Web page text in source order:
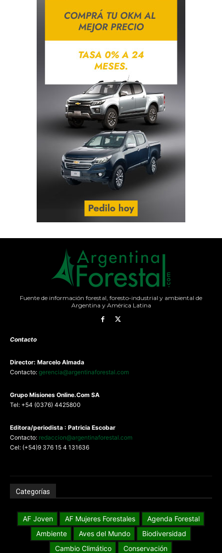
Fuente de información forestal, foresto-industrial y ambiental de
Argentina y América Latina
Contacto
Director: Marcelo Almada
Contacto: gerencia@argentinaforestal.com
Grupo Misiones Online.Com SA
Tel: +54 (0376) 4425800
Editora/periodista : Patricia Escobar
Contacto: redaccion@argentinaforestal.com
Cel: (+54)9 376 15 4 131636
Categorías
AF Joven AF Mujeres Forestales
Agenda Forestal
Ambiente
Aves del Mundo
Biodiversidad
Cambio Climático
Conservación